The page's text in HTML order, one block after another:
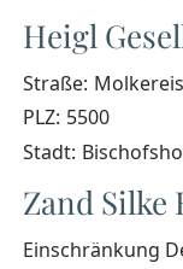
Heigl
Straße:
PLZ: 5500
Stadt:
Zand Silke
Einschränkung